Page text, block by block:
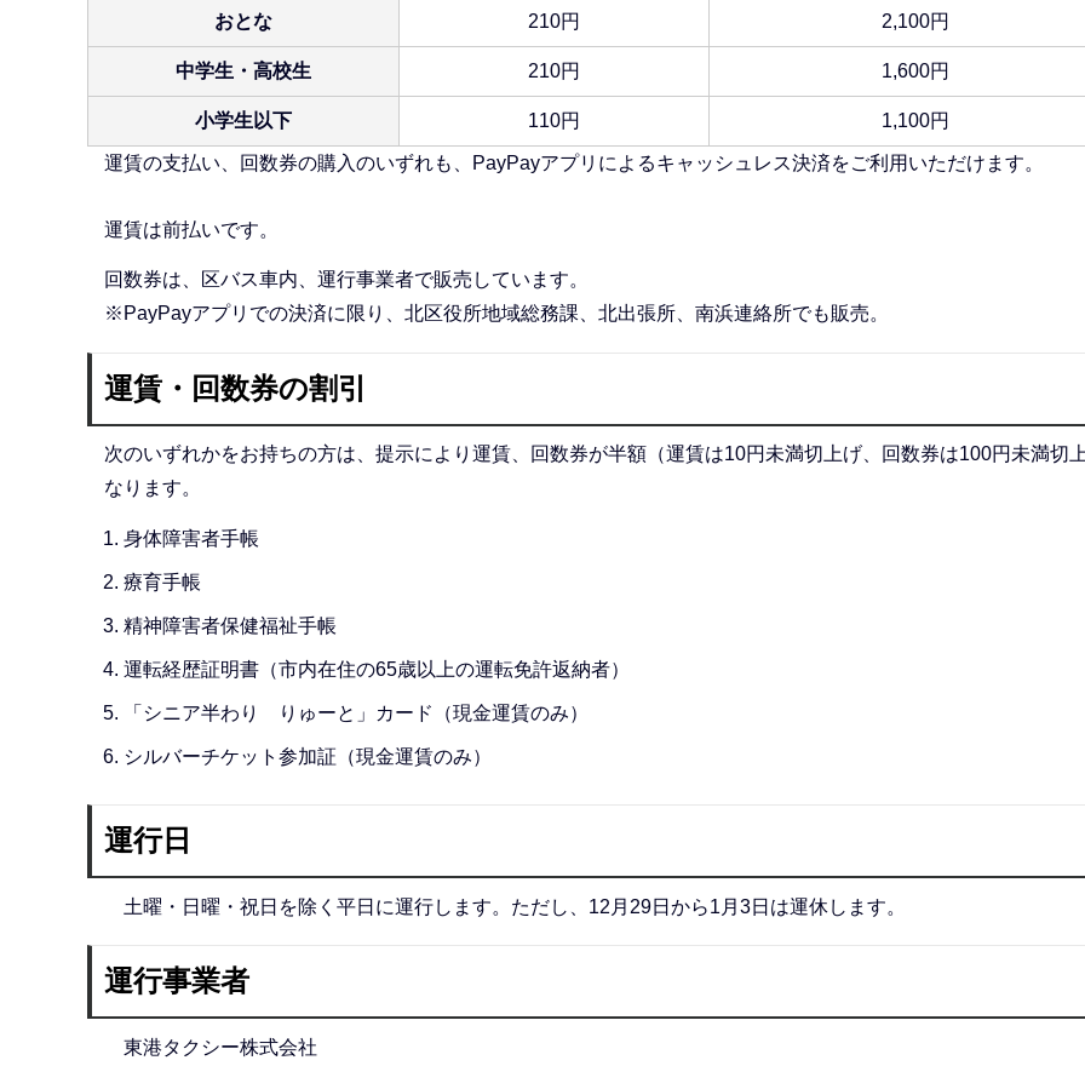
おとな 210円 2,100円
中学生・高校生 210円 1,600円
小学生以下 110円 1,100円
運賃の支払い、回数券の購入のいずれも、PayPayアプリによるキャッシュレス決済をご利用いただけます。
運賃は前払いです。
回数券は、区バス車内、運行事業者で販売しています。
※PayPayアプリでの決済に限り、北区役所地域総務課、北出張所、南浜連絡所でも販売。
運賃・回数券の割引
次のいずれかをお持ちの方は、提示により運賃、回数券が半額（運賃は10円未満切上げ、回数券は100円未満切
なります。
身体障害者手帳
療育手帳
精神障害者保健福祉手帳
運転経歴証明書（市内在住の65歳以上の運転免許返納者）
「シニア半わり りゅーと」カード（現金運賃のみ）
シルバーチケット参加証（現金運賃のみ）
運行日
土曜・日曜・祝日を除く平日に運行します。ただし、12月29日から1月3日は運休します。
運行事業者
東港タクシー株式会社